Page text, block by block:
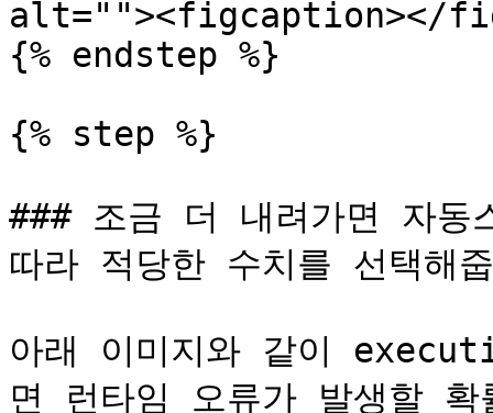
alt=""><figcaption></
{% endstep %}
{% step %}
### 조금 더 내려가면 자동
따라 적당한 수치를 선택해
아래 이미지와 같이
면 런타임 오류가 발생할